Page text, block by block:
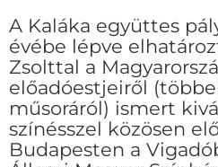
A Kaláka együttes
évébe lépve
Zsolttal a
előadóestjeiről
műsoráról) ismert
színésszel közösen
Budapesten a